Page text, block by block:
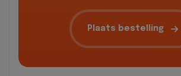
Plaats bestelling